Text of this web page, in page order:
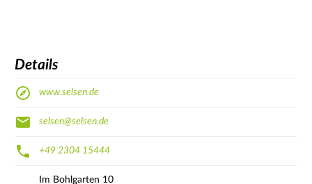
Details
www.selsen.de
selsen@selsen.de
+49 2304 15444
Im Bohlgarten 10